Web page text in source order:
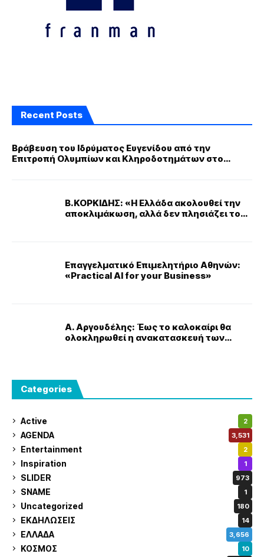
Recent Posts
Βράβευση του Ιδρύματος Ευγενίδου από την
Επιτροπή Ολυμπίων και Κληροδοτημάτων στο
Β.ΚΟΡΚΙΔΗΣ: «Η Ελλάδα ακολουθεί την
αποκλιμάκωση, αλλά δεν πλησιάζει τον
Επαγγελματικό Επιμελητήριο Αθηνών:
«Practical AI for your Business»
Α. Αργουδέλης: Έως το καλοκαίρι θα
ολοκληρωθεί η ανακατασκευή των
Categories
Active 2
AGENDA 3,531
Entertainment 2
Inspiration 1
SLIDER 973
SNAME 1
Uncategorized 180
ΕΚΔΗΛΩΣΕΙΣ 14
ΕΛΛΑΔΑ 3,656
ΚΟΣΜΟΣ 10